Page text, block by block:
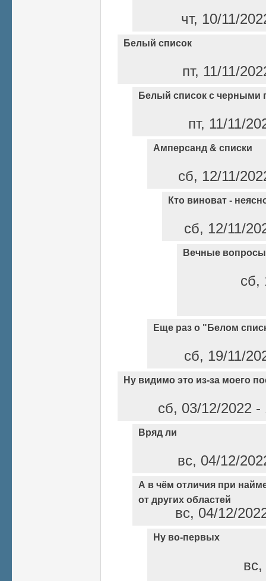
чт, 10/11/
Белый список
пт, 11/11/
Белый список с черными
пт, 11/11/
Амперсанд & списки
сб, 12/11/
Кто виноват -
сб, 12/11/
Вечные вопросы
сб,
Еще раз о "Белом
сб, 19/11/
Ну видимо это из-за моего
сб, 03/12/2022
Вряд ли
вс, 04/12/
А в чём отличия при
от других областей
вс, 04/12/
Ну во-первых